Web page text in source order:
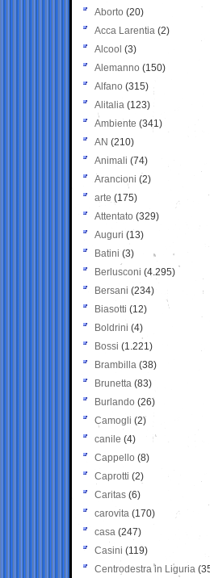
Aborto (20)
Acca Larentia (2)
Alcool (3)
Alemanno (150)
Alfano (315)
Alitalia (123)
Ambiente (341)
AN (210)
Animali (74)
Arancioni (2)
arte (175)
Attentato (329)
Auguri (13)
Batini (3)
Berlusconi (4.295)
Bersani (234)
Biasotti (12)
Boldrini (4)
Bossi (1.221)
Brambilla (38)
Brunetta (83)
Burlando (26)
Camogli (2)
canile (4)
Cappello (8)
Caprotti (2)
Caritas (6)
carovita (170)
casa (247)
Casini (119)
Centrodestra in Liguria